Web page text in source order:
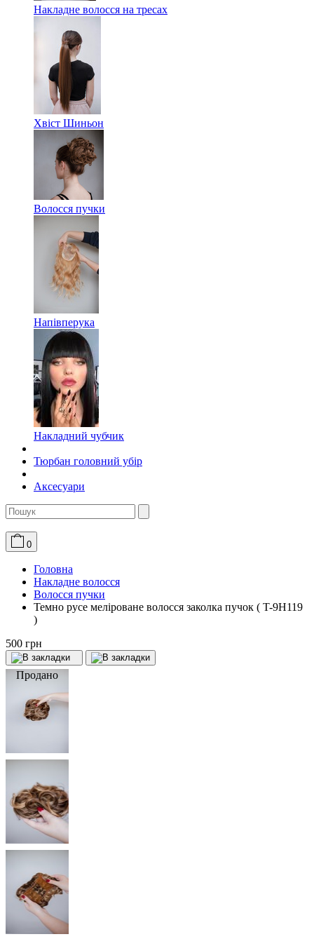
Накладне волосся на тресах
Хвіст Шиньон
Волосся пучки
Напівперука
Накладний чубчик
Тюрбан головний убір
Аксесуари
0
Головна
Накладне волосся
Волосся пучки
Темно русе меліроване волосся заколка пучок ( T-9H119
)
500 грн
Продано